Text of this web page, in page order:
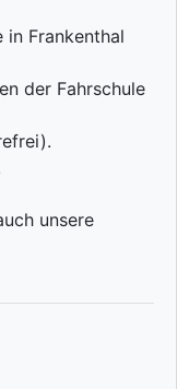
in Frankenthal
der Fahrschule
unsere